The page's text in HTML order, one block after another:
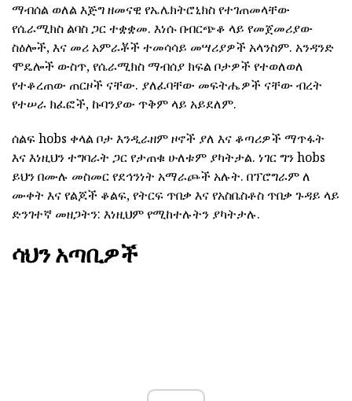
ማብሰል ወለል እጅግ ዘመናዊ የኤሌክትሮኒክስ የተገጠመላቸው
የሴራሚክስ ልባስ ጋር ተቋቋመ. እነሱ በብርጭቆ ላይ የመጀመሪያው
ስዕሎች, እና መሪ አምራቾች ተመሳሳይ መሣሪያዎች አላንስም. አንዳንድ
ሞዴሎች ውስጥ, የሴራሚክስ ማብሰያ ክፍል ቦታዎች የተወለወለ
የተቆረጠው ጠርዞች ናቸው. ያለፈባቸው መፍትሔዎች ናቸው ብረት
የተሠራ ክፈፎች, ኩባንያው ጥቅም ላይ አይደለም.
ሰልፍ hobs ቀላል ቦታ እንዲራዘም ዞኖች ያለ እና ቆጣሪዎች ማጥፋት
እና እነዚህን ተግባራት ጋር የታጠቁ ሁለቱም ያካትታል. ነገር ግን hobs
ይህን በሙሉ መስመር የደኅንነት አማራጮች አሉት. በፕሮግራም ለ
ሙቀት እና የልጆች ቆልፍ, የትርፍ ጥበቃ እና የአስቤስቶስ ጥበቃ ጉዳይ ላይ
ድንገተኛ መዘጋትን: እነዚህም የሚከተሉትን ያካትታሉ.
ሳህን አጣቢዎች